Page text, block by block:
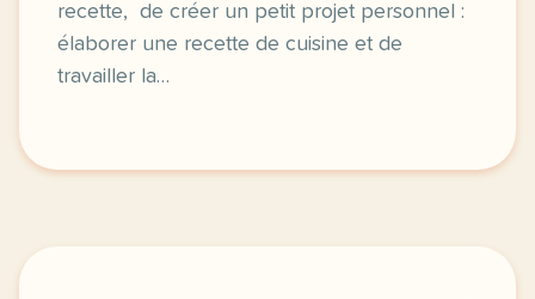
recette, de créer un petit projet personnel :
élaborer une recette de cuisine et de
travailler la…